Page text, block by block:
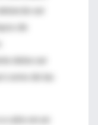
ser
de
debe ser
como de las
cabo en un